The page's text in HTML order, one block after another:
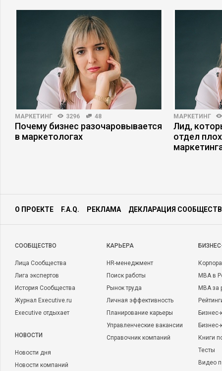
МАРКЕТИНГ 3296 48
Почему бизнес разочаровывается
в маркетологах
МАРКЕТИНГ
Лид,
отдел
О ПРОЕКТЕ F.A.Q. РЕКЛАМА ДЕКЛАРАЦИЯ
CООБЩЕСТВО
Лица Сообщества
Лига экспертов
История Сообщества
Журнал Executive.ru
Executive отдыхает
НОВОСТИ
Новости дня
Новости компаний
КАРЬЕРА
HR-менеджмент
Поиск работы
Рынок труда
Личная эффективность
Планирование карьеры
Управленческие вакансии
Справочник компаний
MBA в
MBA
Бизнес-
Книги
Тесты
Видео